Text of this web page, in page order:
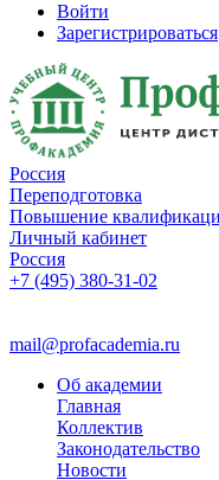
Войти
Зарегистрироваться
Россия
Переподготовка
Повышение
Личный кабинет
Россия
+7 (495) 380-31-02
mail@profacademia.ru
Об академии
Главная
Коллектив
Законодательство
Новости